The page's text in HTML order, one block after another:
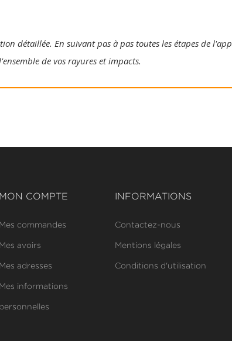
détaillée. En suivant pas à pas toutes les étapes de
de vos rayures et impacts.
MON COMPTE
Mes commandes
Mes avoirs
Mes adresses
Mes informations
personnelles
INFORMATIONS
Contactez-nous
Mentions légales
Conditions d'utilisation